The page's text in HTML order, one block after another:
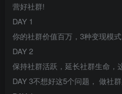
营好社群!
DAY 1
你的社群价值百万，3种变现模
DAY 2
保持社群活跃，延长社群生命，
DAY 3不想好这5个问题， 做社